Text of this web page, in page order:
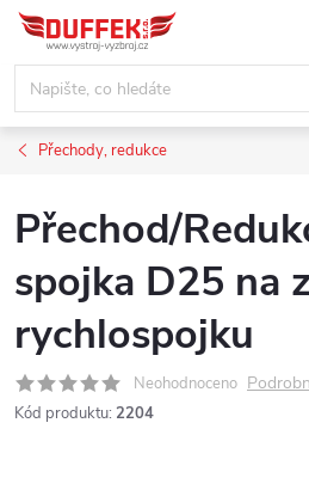
Přejít
obsah
Přechody, redukce
Přechod/
spojka D25 na
rychlospojku
Neohodnoceno
Kód produktu: 2204